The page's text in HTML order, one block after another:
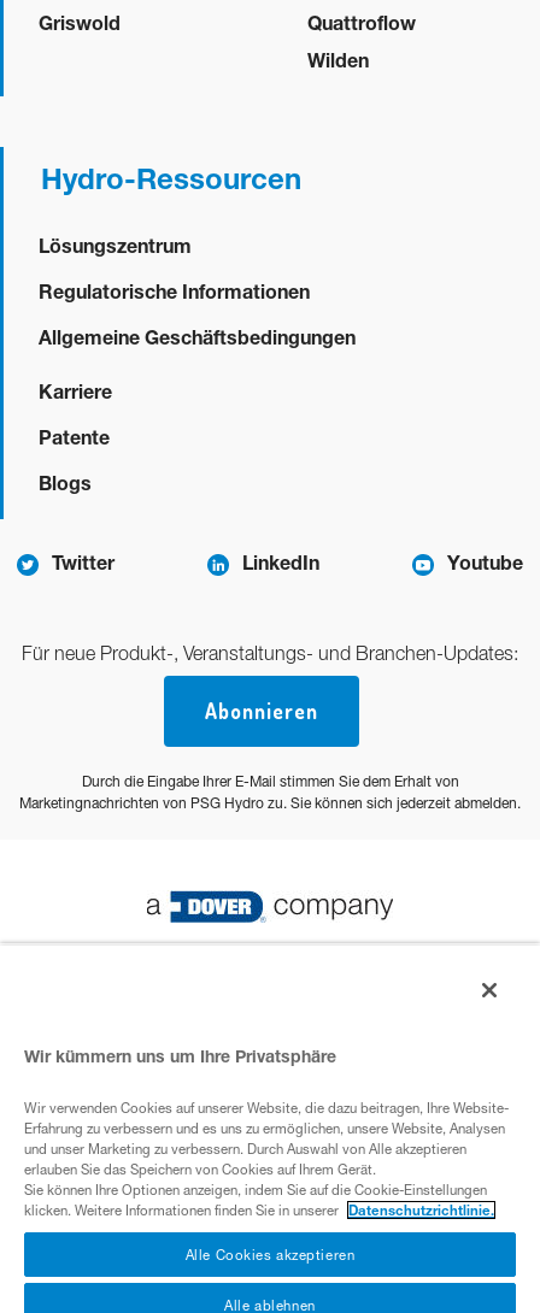
Griswold
Quattroflow
Wilden
Hydro-Ressourcen
Lösungszentrum
Regulatorische Informationen
Allgemeine Geschäftsbedingungen
Karriere
Patente
Blogs
Twitter LinkedIn Youtube
Für neue Produkt-, Veranstaltungs- und Branchen-Updates:
Abonnieren
Durch die Eingabe Ihrer E-Mail stimmen Sie dem Erhalt von
Marketingnachrichten von PSG Hydro zu. Sie können sich jederzeit abmelden.
Datenschutz-Bestimmungen
ADover- Unternehmen
Cookies
Wir kümmern uns um Ihre Privatsphäre
Wir verwenden Cookies auf unserer Website, die dazu beitragen, Ihre Website-
Erfahrung zu verbessern und es uns zu ermöglichen, unsere Website, Analysen
und unser Marketing zu verbessern. Durch Auswahl von Alle akzeptieren
erlauben Sie das Speichern von Cookies auf Ihrem Gerät.
Sie können Ihre Optionen anzeigen, indem Sie auf die Cookie-Einstellungen
klicken. Weitere Informationen finden Sie in unserer
Datenschutzrichtlinie.
Alle Cookies akzeptieren
Alle ablehnen